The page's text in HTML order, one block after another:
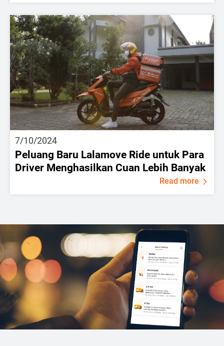
7/10/2024
Peluang Baru Lalamove Ride untuk Para
Driver Menghasilkan Cuan Lebih Banyak
Read more